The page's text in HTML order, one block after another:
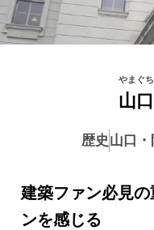
山
歴史 山口
建築ファン必見
ンを感じる